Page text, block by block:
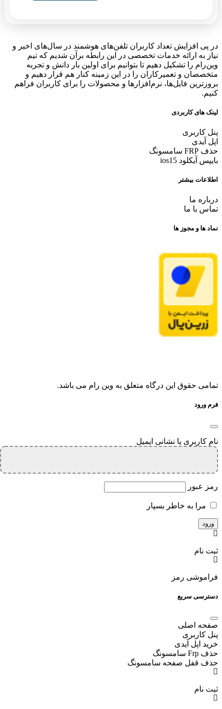
در پی افزایش تعداد کاربران تلفن‌های هوشمند در سال‌های اخیر و
نیاز به ارائه خدمات تخصصی در این رابطه برآن شدیم که تیم
وین‌رام را تشکیل دهیم تا بتوانیم برای اولین بار دانش و تجربه
متخصصان و تعمیرکاران را در این زمینه کنار هم قرار دهیم و
بروزترین فایل‌ها، نرم‌افزارها و محصولات را برای کاربران فراهم
کنیم.
لینک های کاربردی
پنل کاربری
اپل آیدی
حذف FRP سامسونگ
بایپس آیکلود ios15
اطلاعات بیشتر
درباره ما
تماس با ما
نماد ها و مجوز ها
تمامی حقوق این درگاه متعلق به وین رام می باشد.
فرم ورود
نام کاربری یا نشانی ایمیل
رمز عبور
مرا به خاطر بسپار
ثبت نام
فراموشی رمز
دسترسی سریع
صفحه اصلی
پنل کاربری
خرید اپل آیدی
حذف Frp سامسونگ
حذف قفل صفحه سامسونگ
ثبت نام